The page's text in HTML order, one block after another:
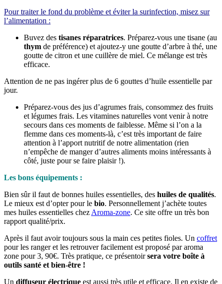
Pour traiter le fond du problème et éviter la surinfection, misez sur
l’alimentation :
Buvez des tisanes réparatrices. Préparez-vous une tisane (au
thym de préférence) et ajoutez-y une goutte d’arbre à thé, une
goutte de citron et une cuillère de miel. Ce mélange est très
efficace.
Attention de ne pas ingérer plus de 6 gouttes d’huile essentielle par
jour.
Préparez-vous des jus d’agrumes frais, consommez des fruits
et légumes frais. Les vitamines naturelles vont venir à notre
secours dans ces moments de faiblesse. Même si l’on a la
flemme dans ces moments-là, c’est très important de faire
attention à l’apport nutritif de notre alimentation (rien
n’empêche de manger d’autres aliments moins intéressants à
côté, juste pour se faire plaisir !).
Les bons équipements :
Bien sûr il faut de bonnes huiles essentielles, des huiles de qualités.
Le mieux est d’opter pour le bio. Personnellement j’achète toutes
mes huiles essentielles chez Aroma-zone. Ce site offre un très bon
rapport qualité/prix.
Après il faut avoir toujours sous la main ces petites fioles. Un coffret
pour les ranger et les retrouver facilement est proposé par aroma
zone pour 3, 90€. Très pratique, ce présentoirsera votre boîte à
outils santé et bien-être !
Un diffuseur électrique est aussi très utile et efficace. Il en existe de